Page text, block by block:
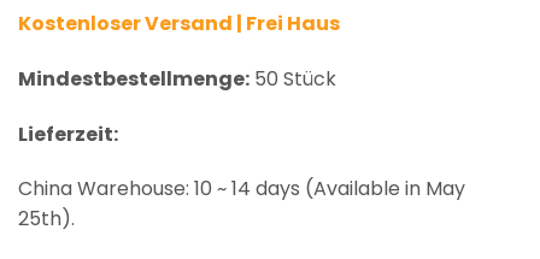
Kostenloser Versand | Frei Haus
Mindestbestellmenge: 50 Stück
Lieferzeit:
China Warehouse: 10 ~ 14 days (Available in May
25th).